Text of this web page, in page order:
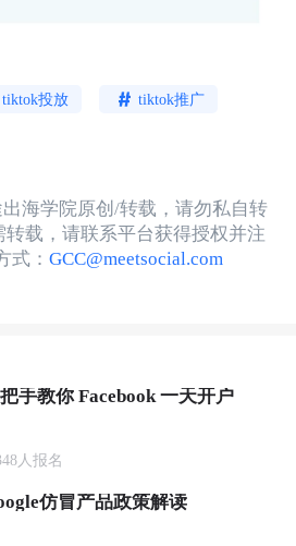
tiktok投放 tiktok推广
海学院原创/转载，请勿私自转
载，请联系平台获得授权并注
式： GCC@meetsocial.com
手教你 Facebook 一天开户
人报名
仿冒产品政策解读